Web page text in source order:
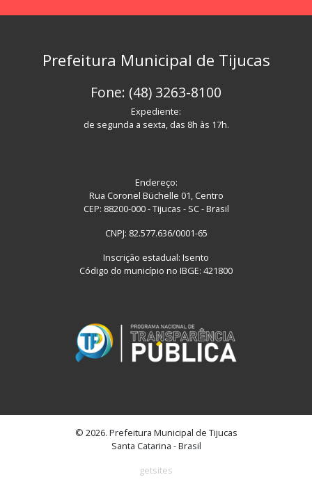
Prefeitura Municipal de Tijucas
Fone: (48) 3263-8100
Expediente:
de segunda a sexta, das 8h às 17h.
Endereço:
Rua Coronel Büchelle 01, Centro
CEP: 88200-000 - Tijucas - SC - Brasil
CNPJ: 82.577.636/0001-65
Inscrição estadual: Isento
Código do município no IBGE: 421800
© 2026. Prefeitura Municipal de Tijucas
Santa Catarina - Brasil
getsites